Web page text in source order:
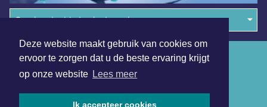
Deze website maakt gebruik van cookies om
ervoor te zorgen dat u de beste ervaring krijgt
op onze website Lees meer
Ik accepteer cookies
Overige dagbladen in de regio
Algemene voorwaarden
Disclaimer